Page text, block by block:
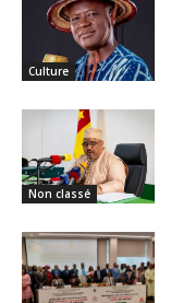
Culture
Non classé